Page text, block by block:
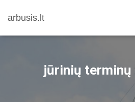
arbusis.lt
jūrinių terminų